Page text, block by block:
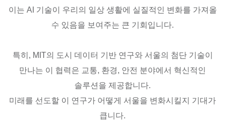
이는 AI 기술이 우리의 일상 생활에 실질적인 변화를 가져올
수 있음을 보여주는 큰 기회입니다.
특히, MIT의 도시 데이터 기반 연구와 서울의 첨단 기술이
만나는 이 협력은 교통, 환경, 안전 분야에서 혁신적인
솔루션을 제공합니다.
미래를 선도할 이 연구가 어떻게 서울을 변화시킬지 기대가
큽니다.